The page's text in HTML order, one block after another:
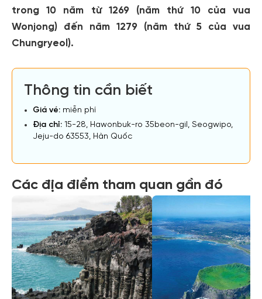
trong 10 năm từ 1269 (năm thứ 10 của vua
Wonjong) đến năm 1279 (năm thứ 5 của vua
Chungryeol).
Thông tin cần biết
Giá vé: miễn phí
Địa chỉ: 15-28, Hawonbuk-ro 35beon-gil, Seogwipo,
Jeju-do 63553, Hàn Quốc
Các địa điểm tham quan gần đó